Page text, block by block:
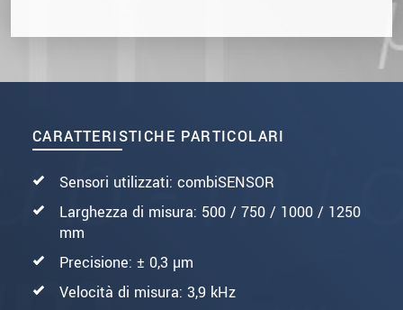
CARATTERISTICHE PARTICOLARI
Sensori utilizzati: combiSENSOR
Larghezza di misura: 500 / 750 / 1000 / 1250
mm
Precisione: ± 0,3 µm
Velocità di misura: 3,9 kHz